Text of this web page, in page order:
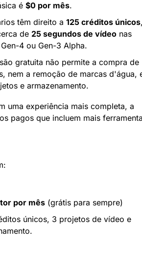
é $0 por mês.
têm direito a 125 créditos únicos
de 25 segundos de vídeo nas
4 ou Gen-3 Alpha.
gratuita não permite a compra de
nem a remoção de marcas d'água,
e armazenamento.
uma experiência mais completa, a
pagos que incluem mais
por mês (grátis para sempre)
únicos, 3 projetos de vídeo e